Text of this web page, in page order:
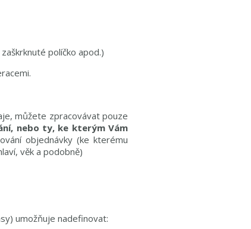
políčko apod.)
můžete zpracovávat pouze
nebo ty, ke kterým Vám
objednávky (ke kterému
věk a podobně)
umožňuje nadefinovat: